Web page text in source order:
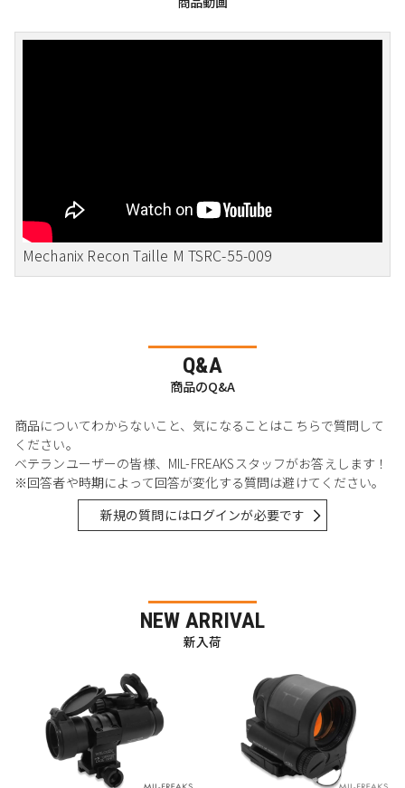
Mechanix Recon Taille M TSRC-55-009
Q&A
商品のQ&A
商品についてわからないこと、気になることはこちらで質問して
ください。
ベテランユーザーの皆様、MIL-FREAKSスタッフがお答えします！
※回答者や時期によって回答が変化する質問は避けてください。
新規の質問にはログインが必要です
NEW ARRIVAL
新入荷